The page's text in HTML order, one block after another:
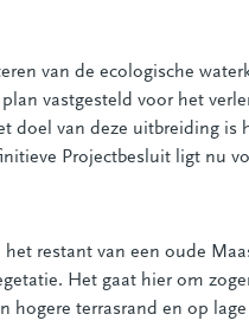
van de ecologische
vastgesteld voor het
doel van deze uitbreiding is
Projectbesluit ligt nu
restant van een oude
Het gaat hier om
hogere terrasrand en op